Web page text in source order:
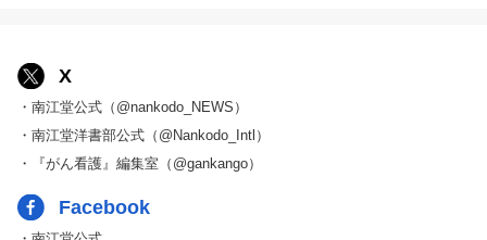
X
・南江堂公式（@nankodo_NEWS）
・南江堂洋書部公式（@Nankodo_Intl）
・『がん看護』編集室（@gankango）
Facebook